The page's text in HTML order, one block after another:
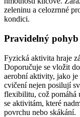
zeleninu a celozrnné
kondici.
Pravidelný pohyb
Fyzická aktivita hraje
Doporučuje se vložit
aerobní aktivity, jako
cvičení nejen posilují
flexibilitu, což pomáhá
se aktivitám, které
povrchu nebo skákání.